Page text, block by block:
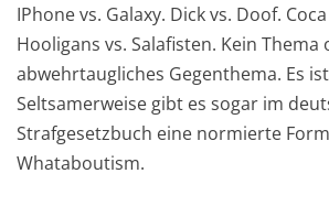
IPhone vs. Galaxy. Dick vs. Doof.
Hooligans vs. Salafisten. Kein Thema
abwehrtaugliches Gegenthema. Es
Seltsamerweise gibt es sogar im
Strafgesetzbuch eine normierte
Whataboutism.